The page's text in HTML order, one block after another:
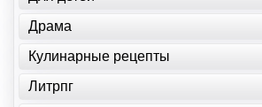
Драма
Кулинарные рецепты
Литрпг